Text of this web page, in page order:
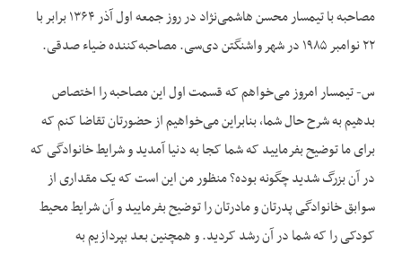
مصاحبه با تیمسار محسن هاشمی‌نژاد در روز جمعه اول آذر ۱۳۶۴ برابر با
۲۲ نوامبر ۱۹۸۵ در شهر واشنگتن دی‌سی. مصاحبه‌کننده ضیاء صدقی.
س- تیمسار امروز می‌خواهم که قسمت اول این مصاحبه را اختصاص
بدهیم به شرح حال شما، بنابراین می‌خواهیم از حضورتان تقاضا کنم که
برای ما توضیح بفرمایید که شما کجا به دنیا آمدید و شرایط خانوادگی که
در آن بزرگ شدید چگونه بوده؟ منظور من این است که یک مقداری از
سوابق خانوادگی پدرتان و مادرتان را توضیح بفرمایید و آن شرایط محیط
کودکی را که شما در آن رشد کردید. و همچنین بعد بپردازیم به